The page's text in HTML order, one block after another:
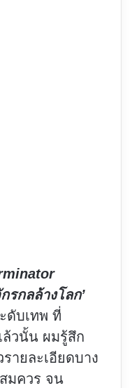
กลล้างโลก’
ดับเทพ ที่
วนั้น ผมรู้สึก
ายละเอียดบาง
มควร จน